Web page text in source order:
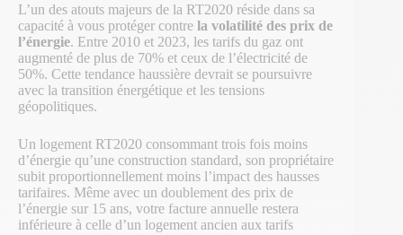
L’un des atouts majeurs de la RT2020 réside dans sa
capacité à vous protéger contre la volatilité des prix de
l’énergie. Entre 2010 et 2023, les tarifs du gaz ont
augmenté de plus de 70% et ceux de l’électricité de
50%. Cette tendance haussière devrait se poursuivre
avec la transition énergétique et les tensions
géopolitiques.
Un logement RT2020 consommant trois fois moins
d’énergie qu’une construction standard, son propriétaire
subit proportionnellement moins l’impact des hausses
tarifaires. Même avec un doublement des prix de
l’énergie sur 15 ans, votre facture annuelle restera
inférieure à celle d’un logement ancien aux tarifs